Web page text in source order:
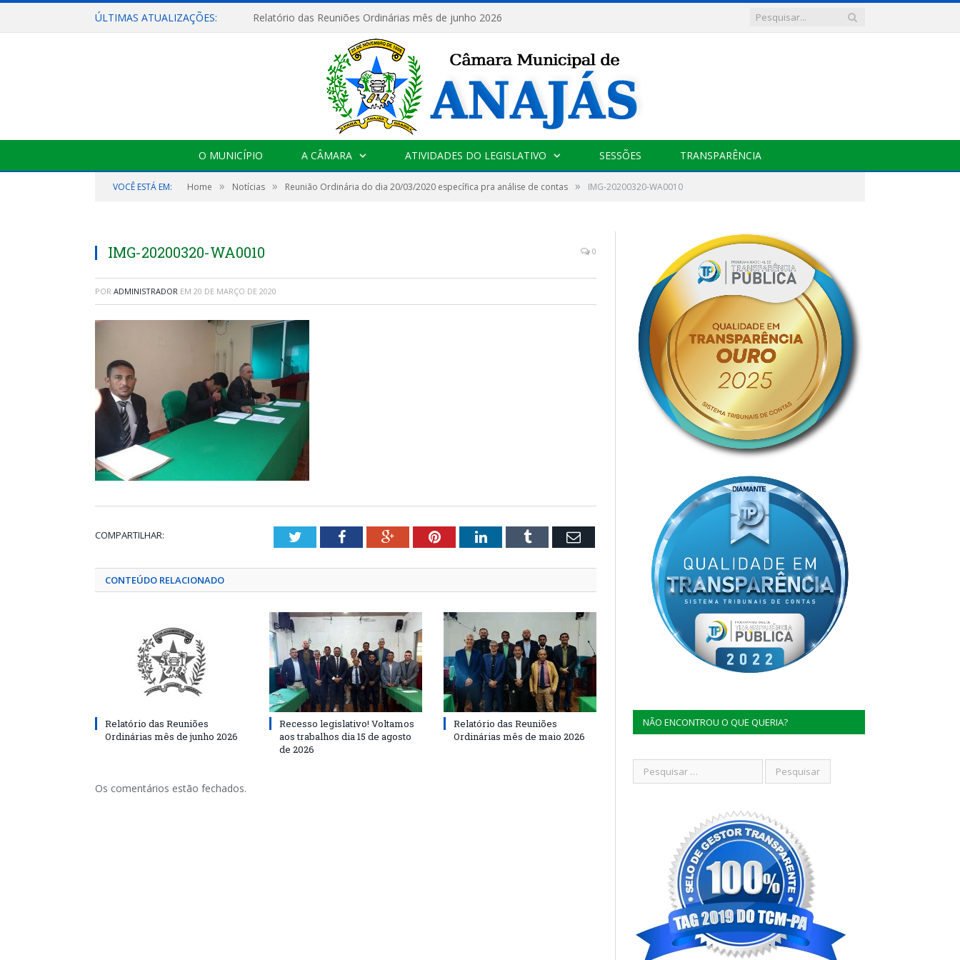
ÚLTIMAS ATUALIZAÇÕES: Relatório das Reuniões Ordinárias mês de junho 2026
O MUNICÍPIO A CÂMARA ATIVIDADES DO LEGISLATIVO SESSÕES TRANSPARÊNCIA
VOCÊ ESTÁ EM: Home » Notícias » Reunião Ordinária do dia 20/03/2020 específica pra análise de contas » IMG-20200320-WA0010
IMG-20200320-WA0010 0
POR ADMINISTRADOR EM 20 DE MARÇO DE 2020
COMPARTILHAR: TwitterFacebookGoogle+PinterestLinkedInTumblr Email
CONTEÚDO RELACIONADO
Relatório das Reuniões
Ordinárias mês de junho 2026
Recesso legislativo! Voltamos
aos trabalhos dia 15 de agosto
de 2026
Relatório das Reuniões
Ordinárias mês de maio 2026
Os comentários estão fechados.
NÃO ENCONTROU O QUE QUERIA?